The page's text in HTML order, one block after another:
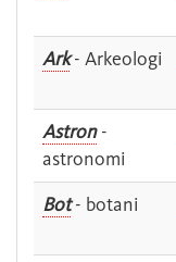
Ark- Arkeologi
Astron-
astronomi
Bot- botani